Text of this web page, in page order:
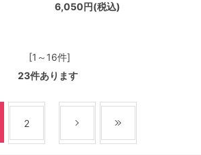
6,050円(税込)
[1～16件]
23件あります
2